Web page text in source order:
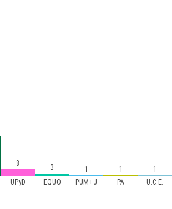
UPyD EQUO PUM+J PA U.C.E.
8 3 1 1 1